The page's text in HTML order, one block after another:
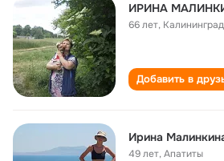
ИРИНА
66 лет, Калининград
Добавить в
Ирина
49 лет,Апатиты